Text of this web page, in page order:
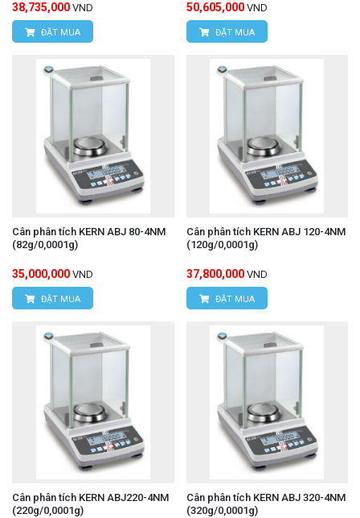
38,735,000 VND
ĐẶT MUA
50,605,000 VND
ĐẶT MUA
Cân phân tích KERN ABJ 80-4NM
(82g/0,0001g)
35,000,000 VND
ĐẶT MUA
Cân phân tích KERN ABJ 120-4NM
(120g/0,0001g)
37,800,000 VND
ĐẶT MUA
Cân phân tích KERN ABJ220-4NM
(220g/0,0001g)
Cân phân tích KERN ABJ 320-4NM
(320g/0,0001g)